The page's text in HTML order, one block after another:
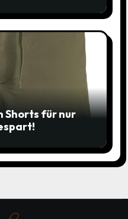
Shorts für nur